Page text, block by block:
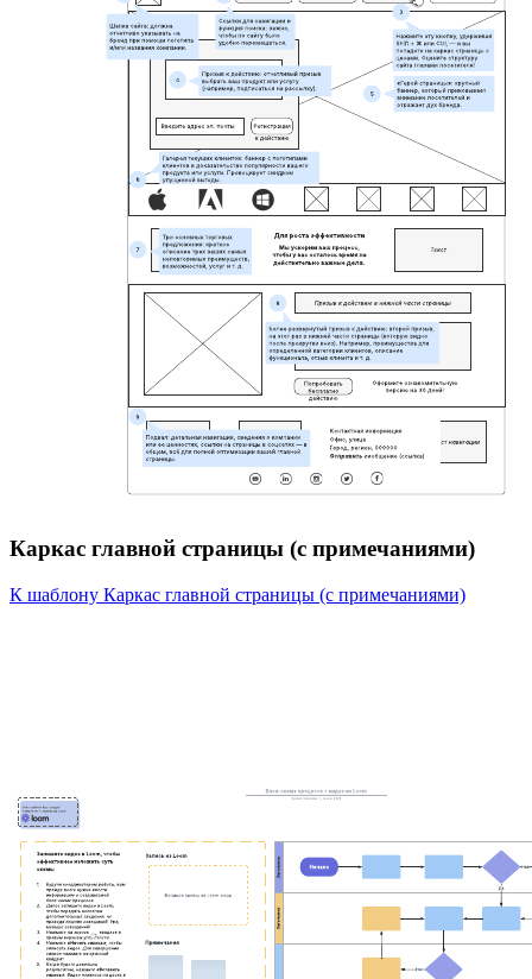
Каркас главной страницы (с примечаниями)
К шаблону Каркас главной страницы (с примечаниями)